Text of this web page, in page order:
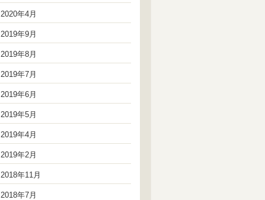
2020年4月
2019年9月
2019年8月
2019年7月
2019年6月
2019年5月
2019年4月
2019年2月
2018年11月
2018年7月